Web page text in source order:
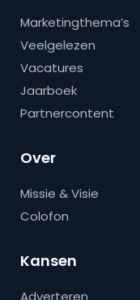
Marketingthema’s
Veelgelezen
Vacatures
Jaarboek
Partnercontent
Over
Missie & Visie
Colofon
Kansen
Adverteren